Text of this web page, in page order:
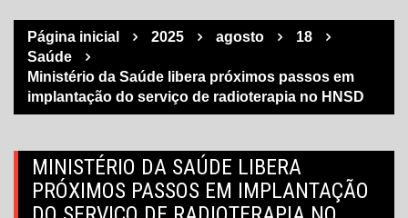
Página inicial 2025 agosto
18
Saúde
Ministério da Saúde libera próximos passos em
implantação do serviço de radioterapia no HNSD
MINISTÉRIO DA SAÚDE LIBERA
PRÓXIMOS PASSOS EM IMPLANTAÇÃO